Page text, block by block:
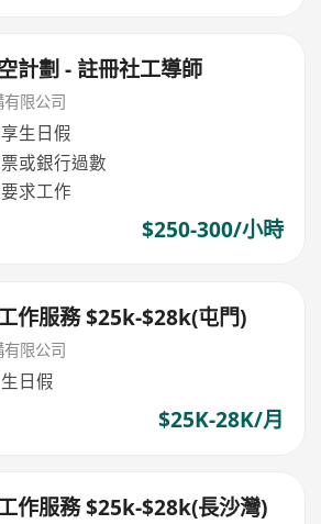
計劃 - 註冊社工導師
限公司
生日假
或銀行過數
求工作
$250-300/小時
作服務 $25k-$28k(屯門)
限公司
日假
$25K-28K/月
作服務 $25k-$28k(長沙灣)